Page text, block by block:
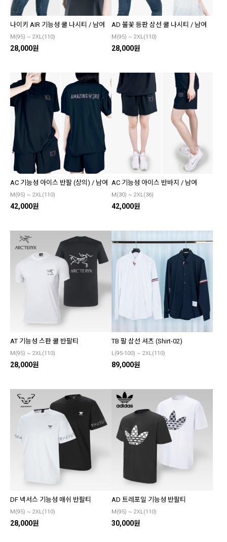
나이키 AIR 기능성 쿨 나시티 / 남여
M(95) ~ 2XL(110)
28,000원
AD 불꽃 등판 삼선 쿨 나시티 / 남여
M(95) ~ 2XL(110)
28,000원
AC 기능성 아이스 반팔 (상의) / 남여
M(95) ~ 2XL(110)
42,000원
AC 기능성 아이스 반바지 / 남여
M(30) ~ 2XL(36)
42,000원
AT 기능성 스판 쿨 반팔티
M(95) ~ 2XL(110)
28,000원
TB 팔 삼선 셔츠 (Shirt-02)
L(95-100) ~ 2XL(110)
89,000원
DF 넥서스 기능성 매쉬 반팔티
M(95) ~ 2XL(110)
28,000원
AD 트레포일 기능성 반팔티
M(95) ~ 2XL(110)
30,000원